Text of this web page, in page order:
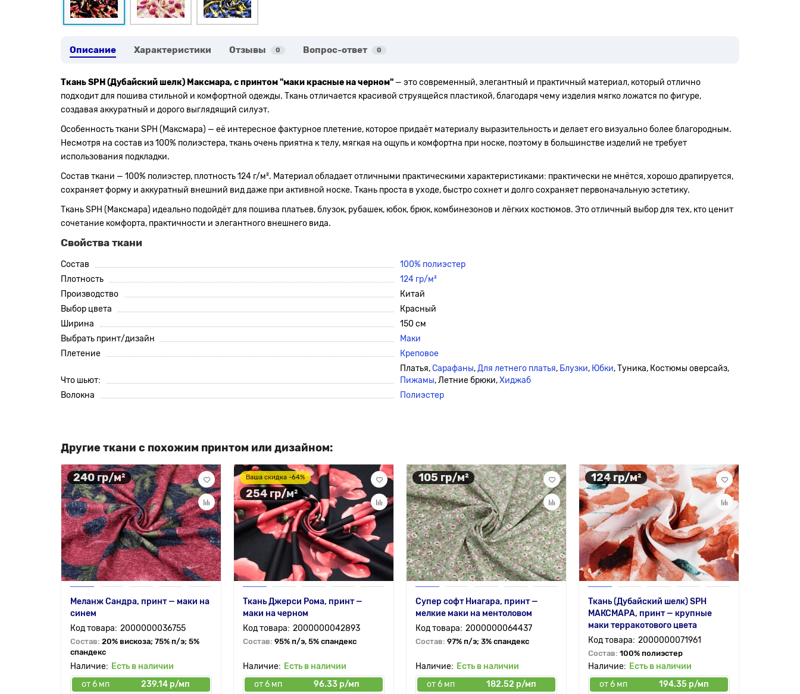
Описание Характеристики Отзывы 0 Вопрос-ответ 0
Ткань SPH (Дубайский шелк) Максмара, с принтом "маки красные на черном" — это современный, элегантный и практичный материал, который отлично
подходит для пошива стильной и комфортной одежды. Ткань отличается красивой струящейся пластикой, благодаря чему изделия мягко ложатся по фигуре,
создавая аккуратный и дорого выглядящий силуэт.
Особенность ткани SPH (Максмара) — её интересное фактурное плетение, которое придаёт материалу выразительность и делает его визуально более благородным.
Несмотря на состав из 100% полиэстера, ткань очень приятна к телу, мягкая на ощупь и комфортна при носке, поэтому в большинстве изделий не требует
использования подкладки.
Состав ткани — 100% полиэстер, плотность 124 г/м². Материал обладает отличными практическими характеристиками: практически не мнётся, хорошо драпируется,
сохраняет форму и аккуратный внешний вид даже при активной носке. Ткань проста в уходе, быстро сохнет и долго сохраняет первоначальную эстетику.
Ткань SPH (Максмара) идеально подойдёт для пошива платьев, блузок, рубашек, юбок, брюк, комбинезонов и лёгких костюмов. Это отличный выбор для тех, кто ценит
сочетание комфорта, практичности и элегантного внешнего вида.
Свойства ткани
Состав
100% полиэстер
Плотность
124 гр/м²
Производство
Китай
Выбор цвета
Красный
Ширина
150 см
Выбрать принт/дизайн
Маки
Плетение
Креповое
Что шьют:
Платья,Сарафаны,Для летнего платья, Блузки, Юбки, Туника, Костюмы оверсайз,
Пижамы, Летние брюки,Хиджаб
Волокна
Полиэстер
Другие ткани с похожим принтом или дизайном:
240 гр/м²
Меланж Сандра, принт — маки на
синем
2000000036755
Состав: 20% вискоза; 75% п/э; 5%
спандекс
Есть в наличии
от 6 мп
239.14 р/мп
Ваша скидка -64%
254 гр/м²
Ткань Джерси Рома, принт —
маки на черном
2000000042893
Состав: 95% п/э, 5% спандекс
Есть в наличии
от 6 мп
96.33 р/мп
105 гр/м²
Супер софт Ниагара, принт —
мелкие маки на ментоловом
2000000064437
Состав: 97% п/э; 3% спандекс
Есть в наличии
от 6 мп
182.52 р/мп
124 гр/м²
Ткань (Дубайский шелк) SPH
МАКСМАРА, принт — крупные
маки терракотового цвета
2000000071961
Состав: 100% полиэстер
Есть в наличии
от 6 мп
194.35 р/мп